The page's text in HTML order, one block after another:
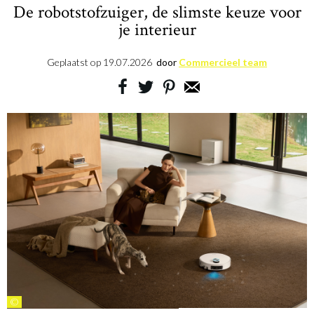
De robotstofzuiger, de slimste keuze voor
je interieur
Geplaatst op 19.07.2026 door Commercieel team
©